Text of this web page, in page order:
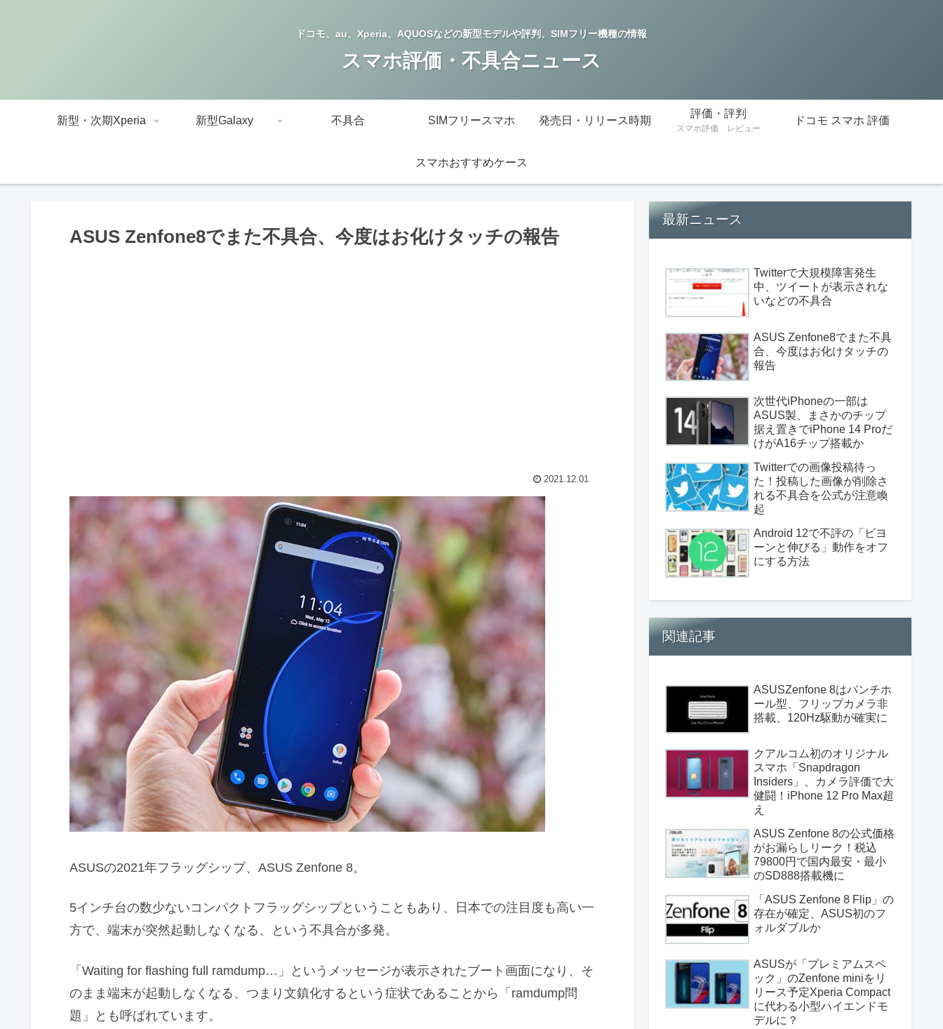
ドコモ、au、Xperia、AQUOSなどの新型モデルや評判、SIMフリー機種の情報
スマホ評価・不具合ニュース
新型・次期Xperia 新型Galaxy 不具合 SIMフリースマホ 発売日・リリース時期
評価・評判
スマホ評価 レビュー
ドコモ スマホ 評価
スマホおすすめケース
ASUS Zenfone8でまた不具合、今度はお化けタッチの報告
2021.12.01
ASUSの2021年フラッグシップ、ASUS Zenfone 8。
5インチ台の数少ないコンパクトフラッグシップということもあり、日本での注目度も高い一
方で、端末が突然起動しなくなる、という不具合が多発。
「Waiting for flashing full ramdump…」というメッセージが表示されたブート画面になり、そ
のまま端末が起動しなくなる、つまり文鎮化するという症状であることから「ramdump問
題」とも呼ばれています。
最新ニュース
Twitterで大規模障害発生
中、ツイートが表示されな
いなどの不具合
ASUS Zenfone8でまた不具
合、今度はお化けタッチの
報告
次世代iPhoneの一部は
ASUS製、まさかのチップ
据え置きでiPhone 14 Proだ
けがA16チップ搭載か
Twitterでの画像投稿待っ
た！投稿した画像が削除さ
れる不具合を公式が注意喚
起
Android 12で不評の「ビヨ
ーンと伸びる」動作をオフ
にする方法
関連記事
ASUSZenfone 8はパンチホ
ール型、フリップカメラ非
搭載、120Hz駆動が確実に
クアルコム初のオリジナル
スマホ「Snapdragon
Insiders」、カメラ評価で大
健闘！iPhone 12 Pro Max超
え
ASUS Zenfone 8の公式価格
がお漏らしリーク！税込
79800円で国内最安・最小
のSD888搭載機に
「ASUS Zenfone 8 Flip」の
存在が確定、ASUS初のフ
ォルダブルか
ASUSが「プレミアムスペ
ック」のZenfone miniをリ
リース予定Xperia Compact
に代わる小型ハイエンドモ
デルに？